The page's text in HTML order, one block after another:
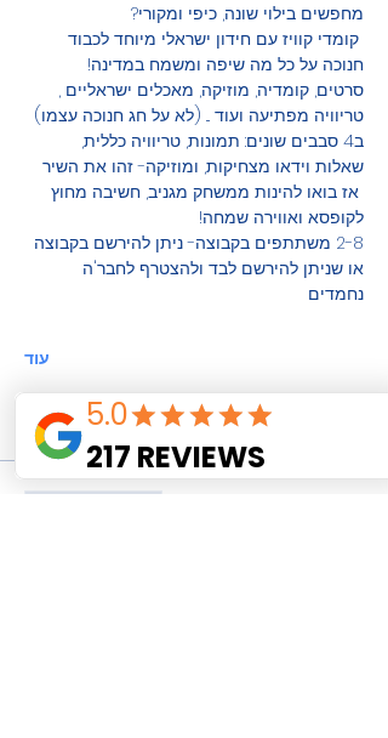
מחפשים בילוי שונה, כיפי ומקורי?
קומדי קוויז עם חידון ישראלי מיוחד לכבוד
חנוכה על כל מה שיפה ומשמח במדינה!
סרטים, קומדיה, מוזיקה, מאכלים ישראליים ,
טריוויה מפתיעה ועוד ... (לא על חג חנוכה עצמו)
ב4 סבבים שונים: תמונות, טריוויה כללית,
שאלות וידאו מצחיקות, ומוזיקה- זהו את השיר
אז בואו להינות ממשחק מגניב, חשיבה מחוץ
לקופסא ואווירה שמחה!
2-8 משתתפים בקבוצה- ניתן להירשם בקבוצה
או שניתן להירשם לבד ולהצטרף לחבר'ה
נחמדים
עוד
כרטיסים